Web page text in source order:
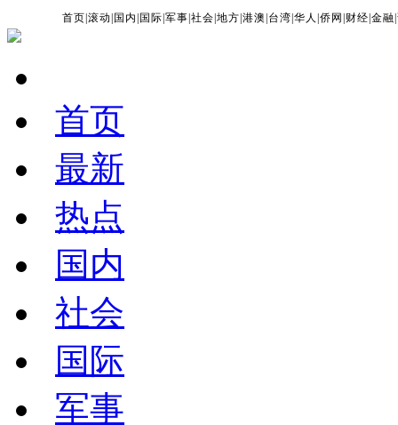
首页 |滚动 国内 国际 |军事 |社会 |地方 |港澳 台湾 |华人 |侨网 财经 |金融 |
首页
最新
热点
国内
社会
国际
军事